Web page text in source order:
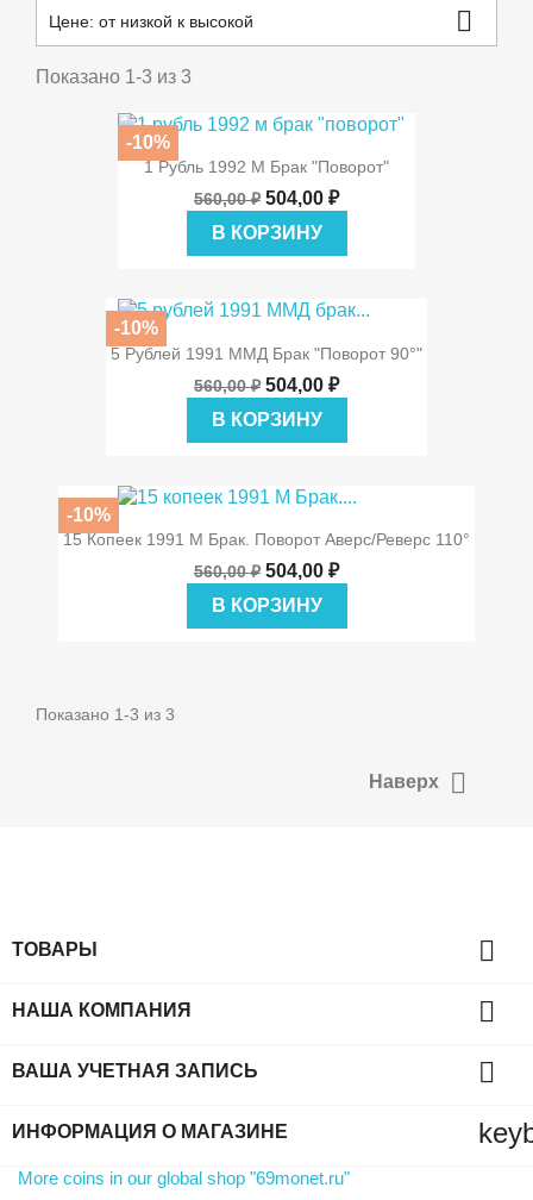
Цене: от низкой к высокой 
Показано 1-3 из 3
1 Рубль 1992 М Брак "поворот"
560,00 ₽ 504,00 ₽
В КОРЗИНУ
-10%
5 Рублей 1991 ММД Брак "поворот 90°"
560,00 ₽ 504,00 ₽
В КОРЗИНУ
-10%
15 Копеек 1991 М Брак. Поворот Аверс/реверс 110°
560,00 ₽ 504,00 ₽
В КОРЗИНУ
-10%
Показано 1-3 из 3
Наверх 
ТОВАРЫ 
НАША КОМПАНИЯ 
ВАША УЧЕТНАЯ ЗАПИСЬ 
ИНФОРМАЦИЯ О МАГАЗИНЕ
More coins in our global shop "69monet.ru"